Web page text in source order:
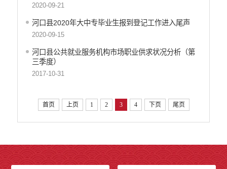
2020-09-21
河口县2020年大中专毕业生报到登记工作进入尾声
2020-09-15
河口县公共就业服务机构市场职业供求状况分析（第
三季度）
2017-10-31
首页 上页 1 2 3 4 下页 尾页